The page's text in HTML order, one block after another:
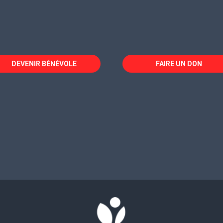
DEVENIR BÉNÉVOLE FAIRE UN DON